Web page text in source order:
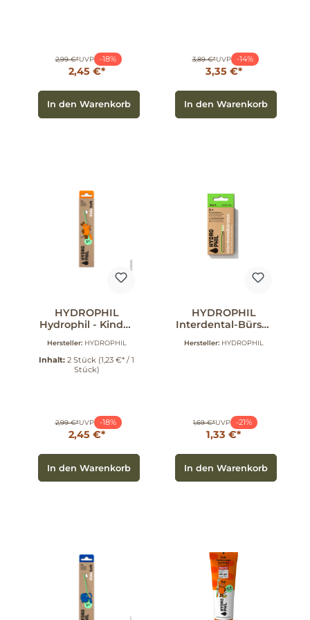
2,99 €*UVP -18%
2,45 €*
In den Warenkorb
3,89 €*UVP -14%
3,35 €*
In den Warenkorb
HYDROPHIL
Hydrophil - Kinder
Maus Doppelpack
2 Stück
Hersteller: HYDROPHIL
Inhalt: 2 Stück (1,23 €* / 1
Stück)
2,99 €*UVP -18%
2,45 €*
In den Warenkorb
HYDROPHIL
Interdental-Bürste
Hersteller: HYDROPHIL
1,69 €*UVP -21%
1,33 €*
In den Warenkorb